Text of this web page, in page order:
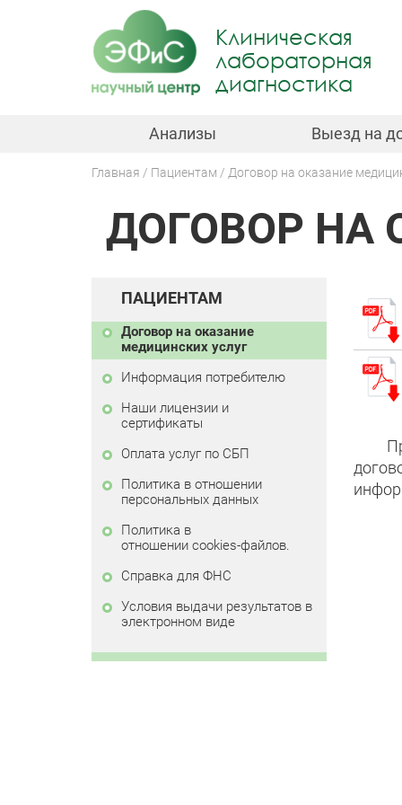
Клиническая
лабораторная
диагностика
Анализы Выезд на
здесь
Главная Пациентам
Договор на оказание
ДОГОВОР НА
ПАЦИЕНТАМ
Договор на оказание
медицинских услуг
Информация потребителю
Наши лицензии и
сертификаты
Оплата услуг по СБП
Политика в отношении
персональных данных
Политика в
отношении cookies-файлов.
Справка для ФНС
Условия выдачи результатов в
электронном виде